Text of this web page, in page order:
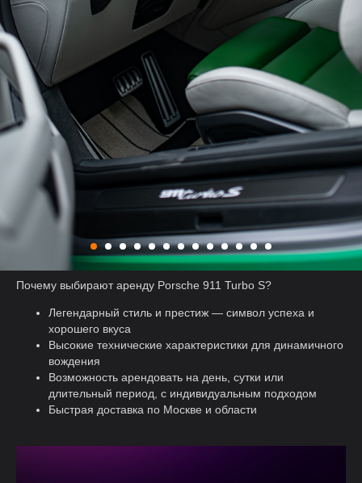
Почему выбирают аренду Porsche 911 Turbo S?
Легендарный стиль и престиж — символ успеха и
хорошего вкуса
Высокие технические характеристики для динамичного
вождения
Возможность арендовать на день, сутки или
длительный период, с индивидуальным подходом
Быстрая доставка по Москве и области